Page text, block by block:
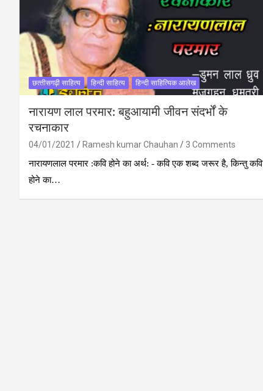
छत्‍तीसगढ़ी साहित्‍य हिन्दी साहित्य हिन्दी साहित्यिक आलेख
नारायण लाल परमार: बहुआयामी जीवन संदर्भों के
रचनाकार
04/01/2021 Ramesh kumar Chauhan
3 Comments
नारायणलाल परमार :कवि होने का अर्थ: - कवि एक शब्द जरूर है, किन्तु कवि
होने का…